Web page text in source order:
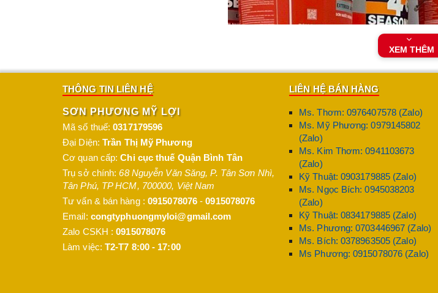
XEM THÊM
THÔNG TIN LIÊN HỆ
SƠN PHƯƠNG MỸ LỢI
Mã số thuế:0317179596
Đại Diện: Trần Thị Mỹ Phương
Cơ quan cấp:Chi cục thuế Quận Bình Tân
Trụ sở chính:68 Nguyễn Văn Săng, P. Tân Sơn Nhì,
Tân Phú, TP HCM, 700000, Việt Nam
Tư vấn & bán hàng : 0915078076 -0915078076
Email: congtyphuongmyloi@gmail.com
Zalo CSKH :0915078076
Làm việc: T2-T7 8:00 - 17:00
LIÊN HỆ BÁN HÀNG
Ms. Thơm: 0976407578 (Zalo)
Ms. Mỹ Phương: 0979145802
(Zalo)
Ms. Kim Thơm: 0941103673
(Zalo)
Kỹ Thuật: 0903179885 (Zalo)
Ms. Ngọc Bích: 0945038203
(Zalo)
Kỹ Thuật: 0834179885 (Zalo)
Ms. Phương: 0703446967 (Zalo)
Ms. Bích: 0378963505 (Zalo)
Ms Phương: 0915078076 (Zalo)